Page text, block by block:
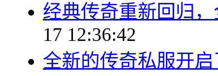
经典传奇重新回归
17 12:36:42
全新的传奇私服开